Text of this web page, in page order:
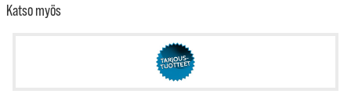
Katso myös